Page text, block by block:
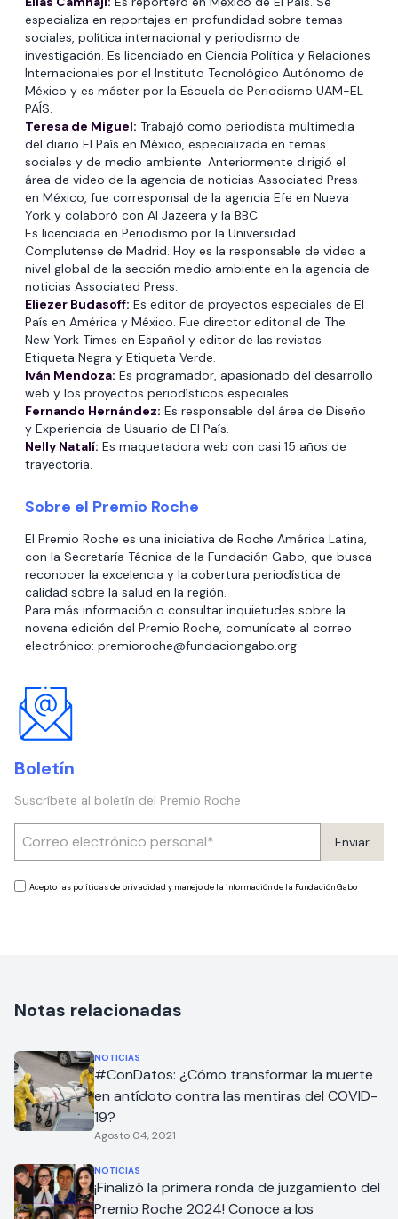
especializa en reportajes en profundidad sobre temas
sociales, política internacional y periodismo de
investigación. Es licenciado en Ciencia Política y Relaciones
Internacionales por el Instituto Tecnológico Autónomo de
México y es máster por la Escuela de Periodismo UAM-EL
PAÍS.
Teresa de Miguel: Trabajó como periodista multimedia
del diario El País en México, especializada en temas
sociales y de medio ambiente. Anteriormente dirigió el
área de video de la agencia de noticias Associated Press
en México, fue corresponsal de la agencia Efe en Nueva
York y colaboró con Al Jazeera y la BBC.
Es licenciada en Periodismo por la Universidad
Complutense de Madrid. Hoy es la responsable de video a
nivel global de la sección medio ambiente en la agencia de
noticias Associated Press.
Eliezer Budasoff: Es editor de proyectos especiales de El
País en América y México. Fue director editorial de The
New York Times en Español y editor de las revistas
Etiqueta Negra y Etiqueta Verde.
Iván Mendoza: Es programador, apasionado del desarrollo
web y los proyectos periodísticos especiales.
Fernando Hernández: Es responsable del área de Diseño
y Experiencia de Usuario de El País.
Nelly Natalí: Es maquetadora web con casi 15 años de
trayectoria.
Sobre el Premio Roche
El Premio Roche es una iniciativa de Roche América Latina,
con la Secretaría Técnica de la Fundación Gabo, que busca
reconocer la excelencia y la cobertura periodística de
calidad sobre la salud en la región.
Para más información o consultar inquietudes sobre la
novena edición del Premio Roche, comunícate al correo
electrónico: premioroche@fundaciongabo.org
Boletín
Suscríbete al boletín del Premio Roche
Enviar
Acepto las políticas de privacidad y manejo de la información de la Fundación Gabo
Notas relacionadas
NOTICIAS
#ConDatos: ¿Cómo transformar la muerte
en antídoto contra las mentiras del COVID-
19?
Agosto 04, 2021
NOTICIAS
¡Finalizó la primera ronda de juzgamiento del
Premio Roche 2024! Conoce a los